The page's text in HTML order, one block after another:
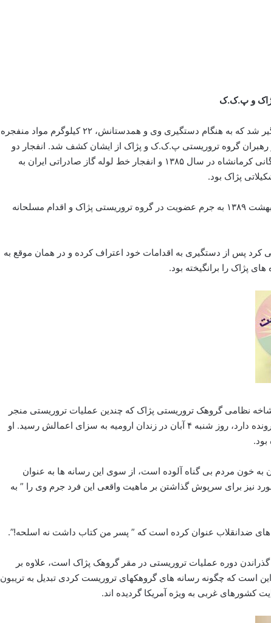
و پ.ک.ک
فرزاد کمانگر در تابستان ۱۳۸۵ در تهران دستگیر شد که به هنگام دستگیری وی و همدستانش، ۲۲ کیلوگرم مواد منفجره
پی جی و ۳۰۰ نسخه پوستر رهبران گروه تروریستی پ.ک.ک و پژاک از ایشان کشف شد. انفجار دو
بمب در ساختمان‌های فرمانداری و اداره بازرگانی کرمانشاه در سال ۱۳۸۵ و انفجار خط لوله گاز صادراتی ایران به
پژاک بود.
فرزاد کمانگر همراه با همدستانش در ۱۹ اردیبهشت ۱۳۸۹ به جرم عضویت در گروه تروریستی پژاک و اقدام مسلحانه
پس از دستگیری به اقدامات خود اعتراف کرده و در همان موقع به
پژاک را برانگیخته بود.
گلپری پور متولد سال ۱۳۶۳ عضو شاخه نظامی گروهک تروریستی پژاک که چندین عملیات تروریستی منجر
به شهادت تعداد زیادی از هموطنانمان را در پرونده دارد، روز شنبه ۴ آبان در زندان ارومیه به سزای اعمالش رسید. او
به خون مردم بی گناه آلوده است، از سوی این رسانه ها به عنوان
نیز برای سرپوش گذاشتن بر ماهیت واقعی این فرد جرم وی را ” به
های ضدانقلاب عنوان کرده است که ” پسر من کتاب داشت نه اسلحه!”.
گذراندن دوره عملیات تروریستی در مقر گروهک پژاک است، علاوه بر
است که چگونه رسانه های گروهکهای تروریست کردی تبدیل به تریبون
کشورهای غربی به ویژه آمریکا گردیده اند.